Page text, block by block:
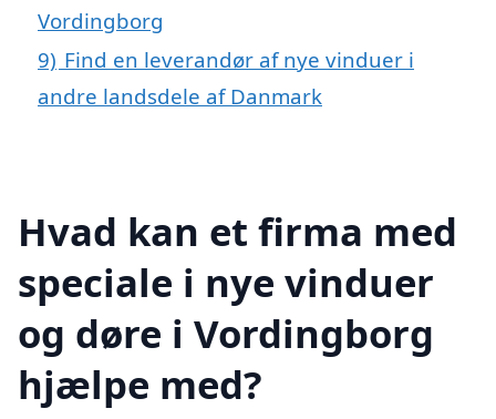
Vordingborg
9) Find en leverandør af nye vinduer i
andre landsdele af Danmark
Hvad kan et firma med
speciale i nye vinduer
og døre i Vordingborg
hjælpe med?